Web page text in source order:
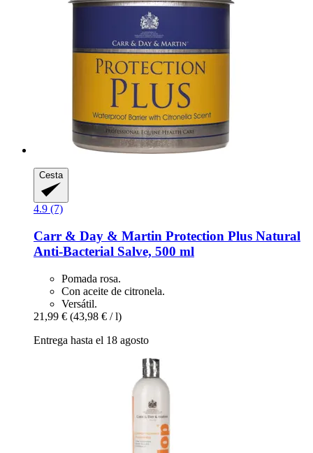
Cesta
4.9 (7)
Carr & Day & Martin Protection Plus Natural
Anti-​Bacterial Salve, 500 ml
Pomada rosa.
Con aceite de citronela.
Versátil.
21,99 € (43,98 € / l)
Entrega hasta el 18 agosto